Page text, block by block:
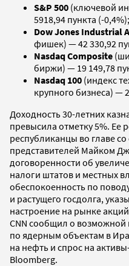
S&P 500 (ключевой
5918,94 пункта (-0,4%);
Dow Jones Industrial
фишек) — 42 330,92
Nasdaq Composite
биржи) — 19 149,78
Nasdaq 100 (индекс
крупного бизнеса) —
Доходность 30-летних
превысила отметку 5%. Ее
республиканцы во главе
представителей Майком
договоренности об
налоги штатов и местных
обеспокоенность по
и растущего госдолга,
настроение на рынке
CNN сообщил о возможной
по ядерным объектам в
на нефть и спрос на
Bloomberg.